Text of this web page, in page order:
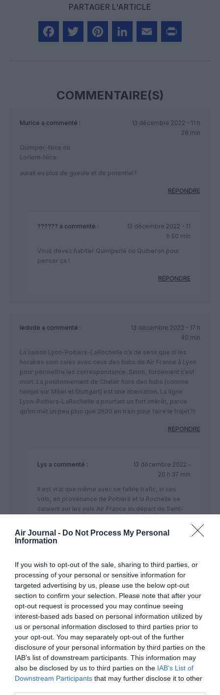
Air Journal - Do Not Process My Personal
Information
If you wish to opt-out of the sale, sharing to third parties, or
processing of your personal or sensitive information for
targeted advertising by us, please use the below opt-out
section to confirm your selection. Please note that after your
opt-out request is processed you may continue seeing
interest-based ads based on personal information utilized by
us or personal information disclosed to third parties prior to
your opt-out. You may separately opt-out of the further
disclosure of your personal information by third parties on the
IAB’s list of downstream participants. This information may
also be disclosed by us to third parties on the IAB’s List of
Downstream Participants that may further disclose it to other
PARTAGER L'ARTICLE
COMMENTAIRE(S)
Murice a commenté :
13 décembre 2022 - 11 h
28 min
Quimper-Nice ou
Lorient-Nice
aurait eu plus de gueule et de potentiel !
RÉPONDRE
?????? a commenté :
13 décembre 2022 - 11
h 50 min
Vous devez habiter Quimperlé ou Quiberon pour
penser ça !
RÉPONDRE
ledude a commenté :
13 décembre 2022 - 17 h
40 min
La liaison Lyon-Poitiers-LaRochelle n’a de sens que si les
horaires sont calés avec ceux des hubs de Air France à Lyon
pour permettre les correspondance. Sinon, forcément c’est
mort. La positonnement de Chalair hors des hubs (comme
twinjet sur Milan et Stuttgart) est une aberration. La ligne
Lyon-Poitiers-LaRochelle a pourtant un fort intérêt, parce
qu’on met un peu plus que 2h30 en train pour faire le trajet !!!
RÉPONDRE
Lys a commenté :
13 décembre 2022 -
20 h 37 min
Il est vrai que même avec ce faible trafic, si ces
vols, en provenance de Poitiers et la Rochelle se
calaient sur les vols Air France au départ de Saint-
régionale”, celle de compléter le remplissage de
quelques avions… mais quelles sont les liaisons
bénéficier ? La liste me semble bien mince, surtout
en comparaison avec les destinations proposées
par Paris, avec en outre un choix bien plus grand
d’horaires, et un trajet en TGV qui soutient
largement la comparaison avec l’aérien La Rochelle-
Lyon.
Pour ce qui est de Lyon-Milan et Lyon-Stuttgart,
mais aussi Zurich-Lyon, il me semble que ce n’est
pas tant le trafic de correspondance qui est
recherché par Twinjet, mais le point-à-point, non ?
Je ne pense pas que les habitants de ces trois
grandes villes viennent chercher à Saint-Exupéry